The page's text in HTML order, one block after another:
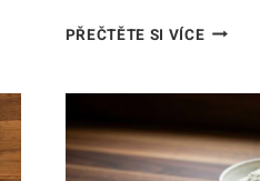
PŘEČTĚTE SI VÍCE
A